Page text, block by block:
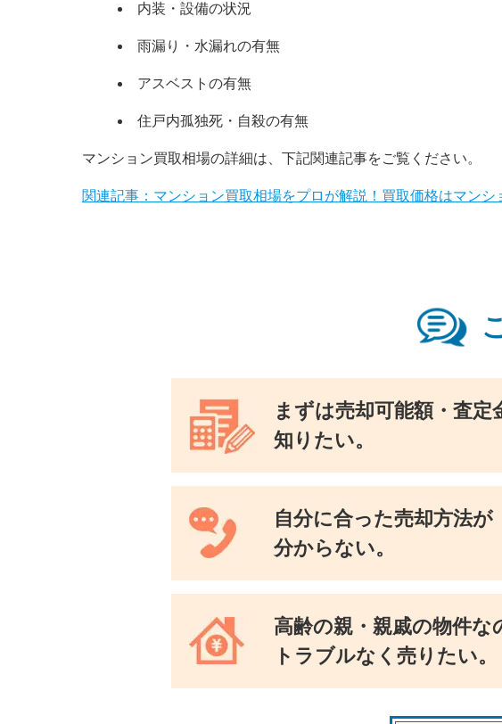
内装・設備の状況
雨漏り・水漏れの有無
アスベストの有無
住戸内孤独死・自殺の有無
マンション買取相場の詳細は、下記関連記事をご覧ください。
関連記事：マンション買取相場をプロが解説！買取価格はマンシ
まずは売却可能額・査定
知りたい。
自分に合った売却方法が
分からない。
高齢の親・親戚の物件な
トラブルなく売りたい。